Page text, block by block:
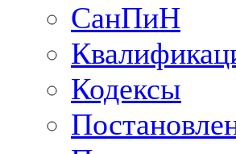
СанПиН
Кодексы